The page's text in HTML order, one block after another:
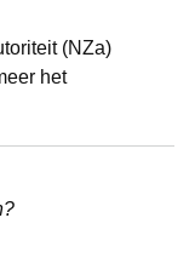
(NZa)
het